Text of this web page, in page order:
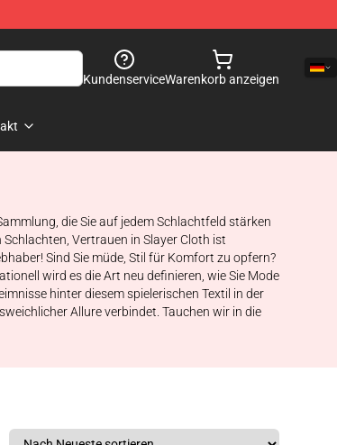
KundenserviceWarenkorb anzeigen
die Sie auf jedem Schlachtfeld stärken
Vertrauen in Slayer Cloth ist
Sind Sie müde, Stil für Komfort zu opfern?
wird es die Art neu definieren, wie Sie Mode
hinter diesem spielerischen Textil in der
Allure verbindet. Tauchen wir in die